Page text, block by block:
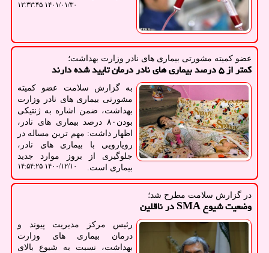
۱۴۰۱/۰۱/۳۰ ۱۲:۳۳:۴۵
عضو كمیته مشورتی بیماری های نادر وزارت بهداشت؛
کمتر از ۵ درصد بیماری های نادر درمان تایید شده دارند
به گزارش سلامت عضو کمیته
مشورتی بیماری های نادر وزارت
بهداشت، ضمن اشاره به ژنتیکی
بودن۸۰ درصد بیماری های نادر،
اظهار داشت: مهم ترین مساله در
رویارویی با بیماری های نادر،
جلوگیری از بروز موارد جدید
بیماری است.
۱۴۰۰/۱۲/۱۰ ۱۴:۵۴:۲۵
در گزارش سلامت مطرح شد؛
وضعیت شیوع SMA در ناقلین
رئیس مرکز مدیریت پیوند و
درمان بیماری های وزارت
بهداشت، نسبت به شیوع بالای